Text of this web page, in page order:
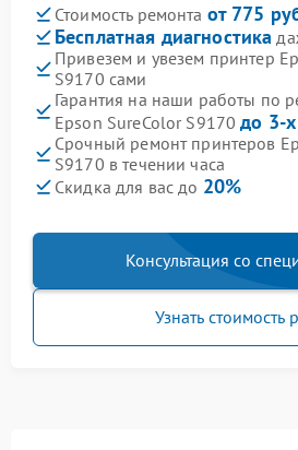
Стоимость ремонта от 775
Бесплатная диагностика
Привезем и увезем принтер
S9170 сами
Гарантия на наши работы по
Epson SureColor S9170до 3-
Срочный ремонт принтеров
S9170 в течении часа
Скидка для вас до 20%
Консультация со
Узнать стоимость